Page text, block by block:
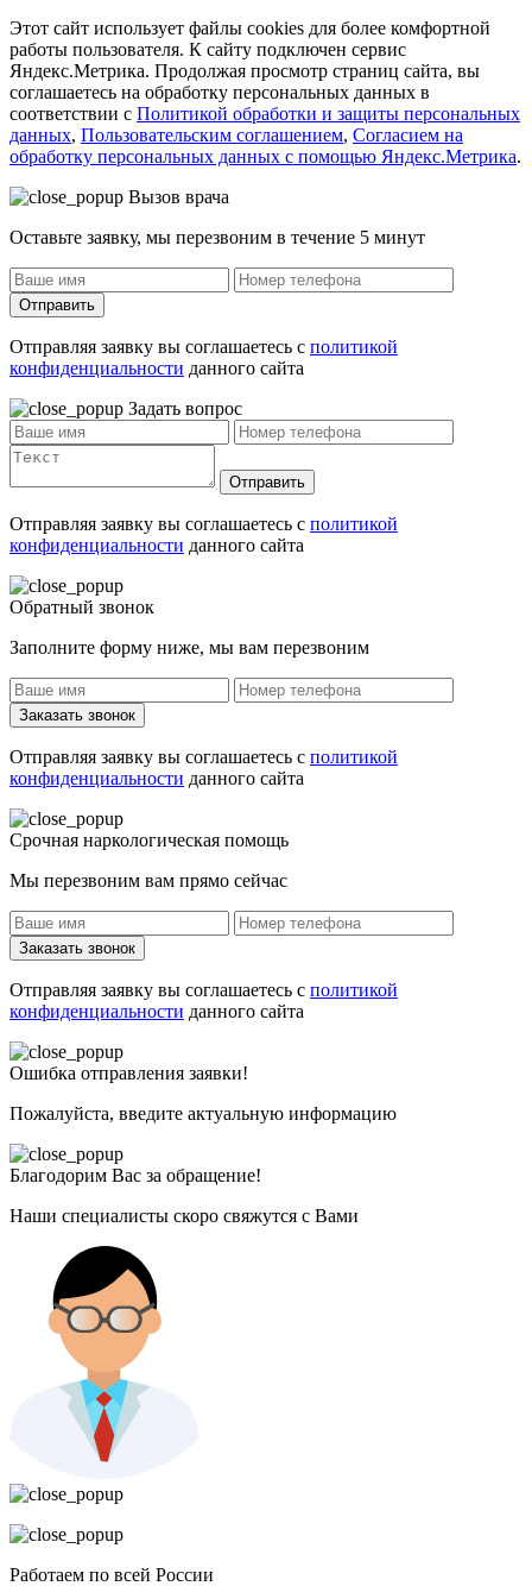
Этот сайт использует файлы cookies для более комфортной
работы пользователя. К сайту подключен сервис
Яндекс.Метрика. Продолжая просмотр страниц сайта, вы
соглашаетесь на обработку персональных данных в
соответствии с Политикой обработки и защиты персональных
данных, Пользовательским соглашением, Согласием на
обработку персональных данных с помощью Яндекс.Метрика.
Вызов врача
Оставьте заявку, мы перезвоним в течение 5 минут
Отправить
Отправляя заявку вы соглашаетесь с политикой
конфиденциальности данного сайта
Задать вопрос
Отправить
Отправляя заявку вы соглашаетесь с политикой
конфиденциальности данного сайта
Обратный звонок
Заполните форму ниже, мы вам перезвоним
Заказать звонок
Отправляя заявку вы соглашаетесь с политикой
конфиденциальности данного сайта
Срочная наркологическая помощь
Мы перезвоним вам прямо сейчас
Заказать звонок
Отправляя заявку вы соглашаетесь с политикой
конфиденциальности данного сайта
Ошибка отправления заявки!
Пожалуйста, введите актуальную информацию
Благодорим Вас за обращение!
Наши специалисты скоро свяжутся с Вами
Работаем по всей России